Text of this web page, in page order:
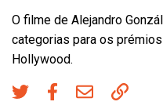
O filme de Alejandro
categorias para os
Hollywood.